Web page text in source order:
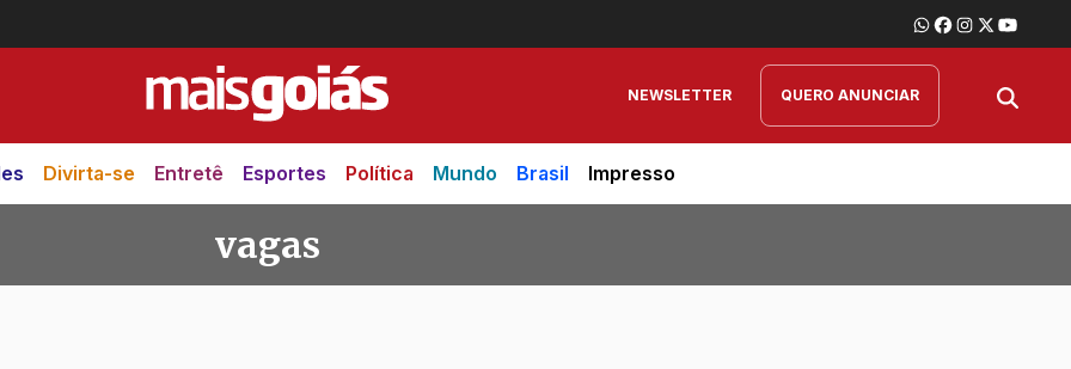
NEWSLETTER QUERO ANUNCIAR
Divirta-se Entretê Esportes Política Mundo Brasil Impresso
vagas